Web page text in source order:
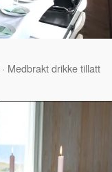
· Medbrakt drikke tillatt